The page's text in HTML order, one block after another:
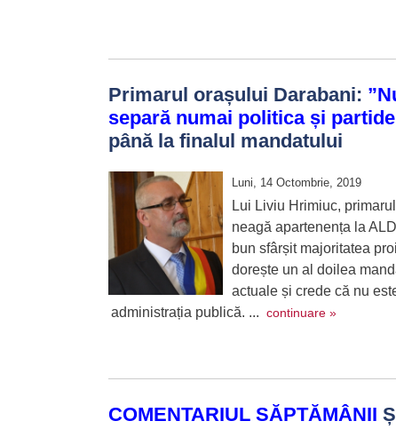
Primarul orașului Darabani:
separă numai politica și
până la finalul mandatului
Luni, 14 Octombrie, 2019
Lui Liviu Hrimiuc,
neagă apartenența la
bun sfârșit majoritatea
dorește un al doilea
actuale și crede că nu
administrația publică. ... continuare »
COMENTARIUL SĂPTĂMÂNII